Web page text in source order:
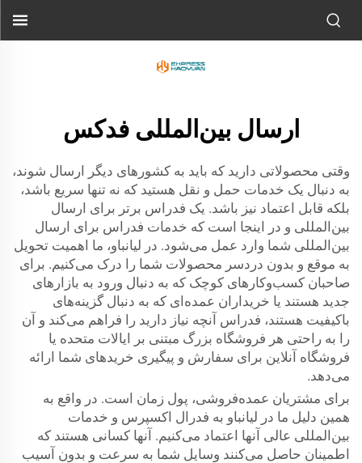
ارسال بین‌المللی فدکس
وقتی محصولاتی دارید که باید به کشورهای دیگر ارسال شوند،
به دنبال یک خدمات حمل و نقل هستید که نه تنها سریع باشد،
بلکه قابل اعتماد نیز باشد. یک فدراس برتر برای ارسال
بین‌المللی و در اینجا است که خدمات فدراس برای ارسال
بین‌المللی شما وارد عمل می‌شود. در لیانباو، ما اهمیت تحویل
به موقع و بدون دردسر محصولات شما را درک می‌کنیم. برای
صاحبان کسب‌وکارهای کوچک که به دنبال ورود به بازارهای
جدید هستند یا خریداران عمده‌ای که به دنبال گزینه‌های
باکیفیت هستند، فدراس آنچه نیاز دارید را فراهم می‌کند و آن
را به راحتی هر فروشگاه بزرگ مبتنی بر ایالات متحده یا
فروشگاه آنلاین برای سفارش و پیگیری خریدهای شما ارائه
می‌دهد.
برای مشتریان عمده‌فروشی، پول زمان است. در واقع به
همین دلیل ما در لیانباو به فدرال اکسپرس و خدمات
بین‌المللی عالی آنها اعتماد می‌کنیم. آنها کسانی هستند که
اطمینان حاصل می‌کنند وسایل شما به سرعت و بدون آسیب